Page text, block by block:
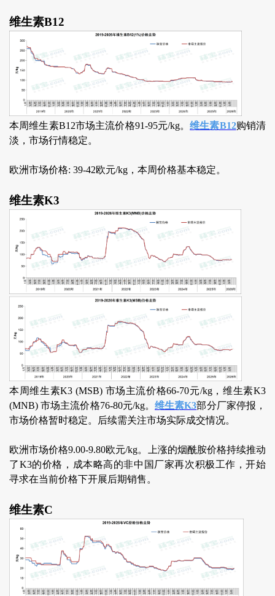
维生素B12
本周维生素B12市场主流价格91-95元/kg。维生素B12购销清
淡，市场行情稳定。
欧洲市场价格: 39-42欧元/kg，本周价格基本稳定。
维生素K3
本周维生素K3 (MSB) 市场主流价格66-70元/kg，维生素K3
(MNB) 市场主流价格76-80元/kg。维生素K3部分厂家停报，
市场价格暂时稳定。后续需关注市场实际成交情况。
欧洲市场价格9.00-9.80欧元/kg。上涨的烟酰胺价格持续推动
了K3的价格，成本略高的非中国厂家再次积极工作，开始
寻求在当前价格下开展后期销售。
维生素C